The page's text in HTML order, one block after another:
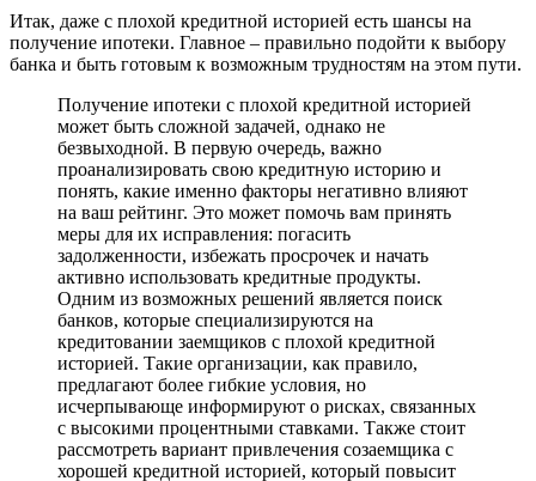
Итак, даже с плохой кредитной историей есть шансы на
получение ипотеки. Главное – правильно подойти к выбору
банка и быть готовым к возможным трудностям на этом пути.
Получение ипотеки с плохой кредитной историей
может быть сложной задачей, однако не
безвыходной. В первую очередь, важно
проанализировать свою кредитную историю и
понять, какие именно факторы негативно влияют
на ваш рейтинг. Это может помочь вам принять
меры для их исправления: погасить
задолженности, избежать просрочек и начать
активно использовать кредитные продукты.
Одним из возможных решений является поиск
банков, которые специализируются на
кредитовании заемщиков с плохой кредитной
историей. Такие организации, как правило,
предлагают более гибкие условия, но
исчерпывающе информируют о рисках, связанных
с высокими процентными ставками. Также стоит
рассмотреть вариант привлечения созаемщика с
хорошей кредитной историей, который повысит